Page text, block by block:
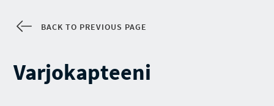
BACK TO PREVIOUS PAGE
Varjokapteeni